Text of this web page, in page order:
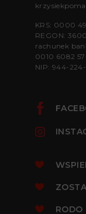
KRS: 0000
REGON:
rachunek
0010 6082
NIP: 944-
RODO